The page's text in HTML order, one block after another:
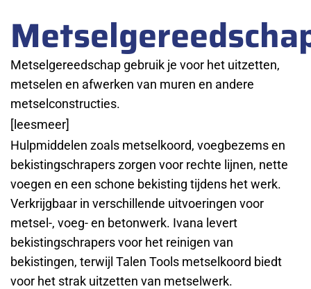
Metselgereedschap gebruik je voor het uitzetten,
metselen en afwerken van muren en andere
metselconstructies.
[leesmeer]
Hulpmiddelen zoals metselkoord, voegbezems en
bekistingschrapers zorgen voor rechte lijnen, nette
voegen en een schone bekisting tijdens het werk.
Verkrijgbaar in verschillende uitvoeringen voor
metsel-, voeg- en betonwerk. Ivana levert
bekistingschrapers voor het reinigen van
bekistingen, terwijl Talen Tools metselkoord biedt
voor het strak uitzetten van metselwerk.